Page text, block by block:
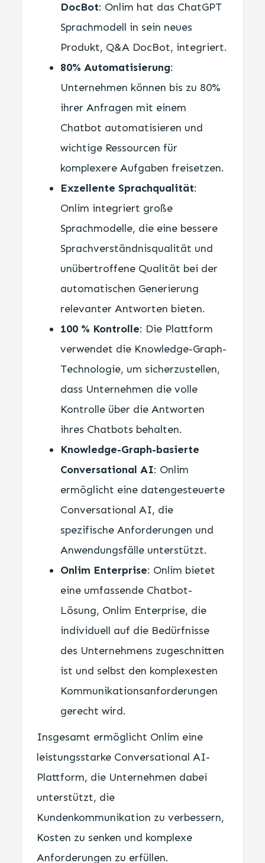
DocBot: Onlim hat das ChatGPT
Sprachmodell in sein neues
Produkt, Q&A DocBot, integriert.
80% Automatisierung:
Unternehmen können bis zu 80%
ihrer Anfragen mit einem
Chatbot automatisieren und
wichtige Ressourcen für
komplexere Aufgaben freisetzen.
Exzellente Sprachqualität:
Onlim integriert große
Sprachmodelle, die eine bessere
Sprachverständnisqualität und
unübertroffene Qualität bei der
automatischen Generierung
relevanter Antworten bieten.
100 % Kontrolle: Die Plattform
verwendet die Knowledge-Graph-
Technologie, um sicherzustellen,
dass Unternehmen die volle
Kontrolle über die Antworten
ihres Chatbots behalten.
Knowledge-Graph-basierte
Conversational AI: Onlim
ermöglicht eine datengesteuerte
Conversational AI, die
spezifische Anforderungen und
Anwendungsfälle unterstützt.
Onlim Enterprise: Onlim bietet
eine umfassende Chatbot-
Lösung, Onlim Enterprise, die
individuell auf die Bedürfnisse
des Unternehmens zugeschnitten
ist und selbst den komplexesten
Kommunikationsanforderungen
gerecht wird.
Insgesamt ermöglicht Onlim eine
leistungsstarke Conversational AI-
Plattform, die Unternehmen dabei
unterstützt, die
Kundenkommunikation zu verbessern,
Kosten zu senken und komplexe
Anforderungen zu erfüllen.